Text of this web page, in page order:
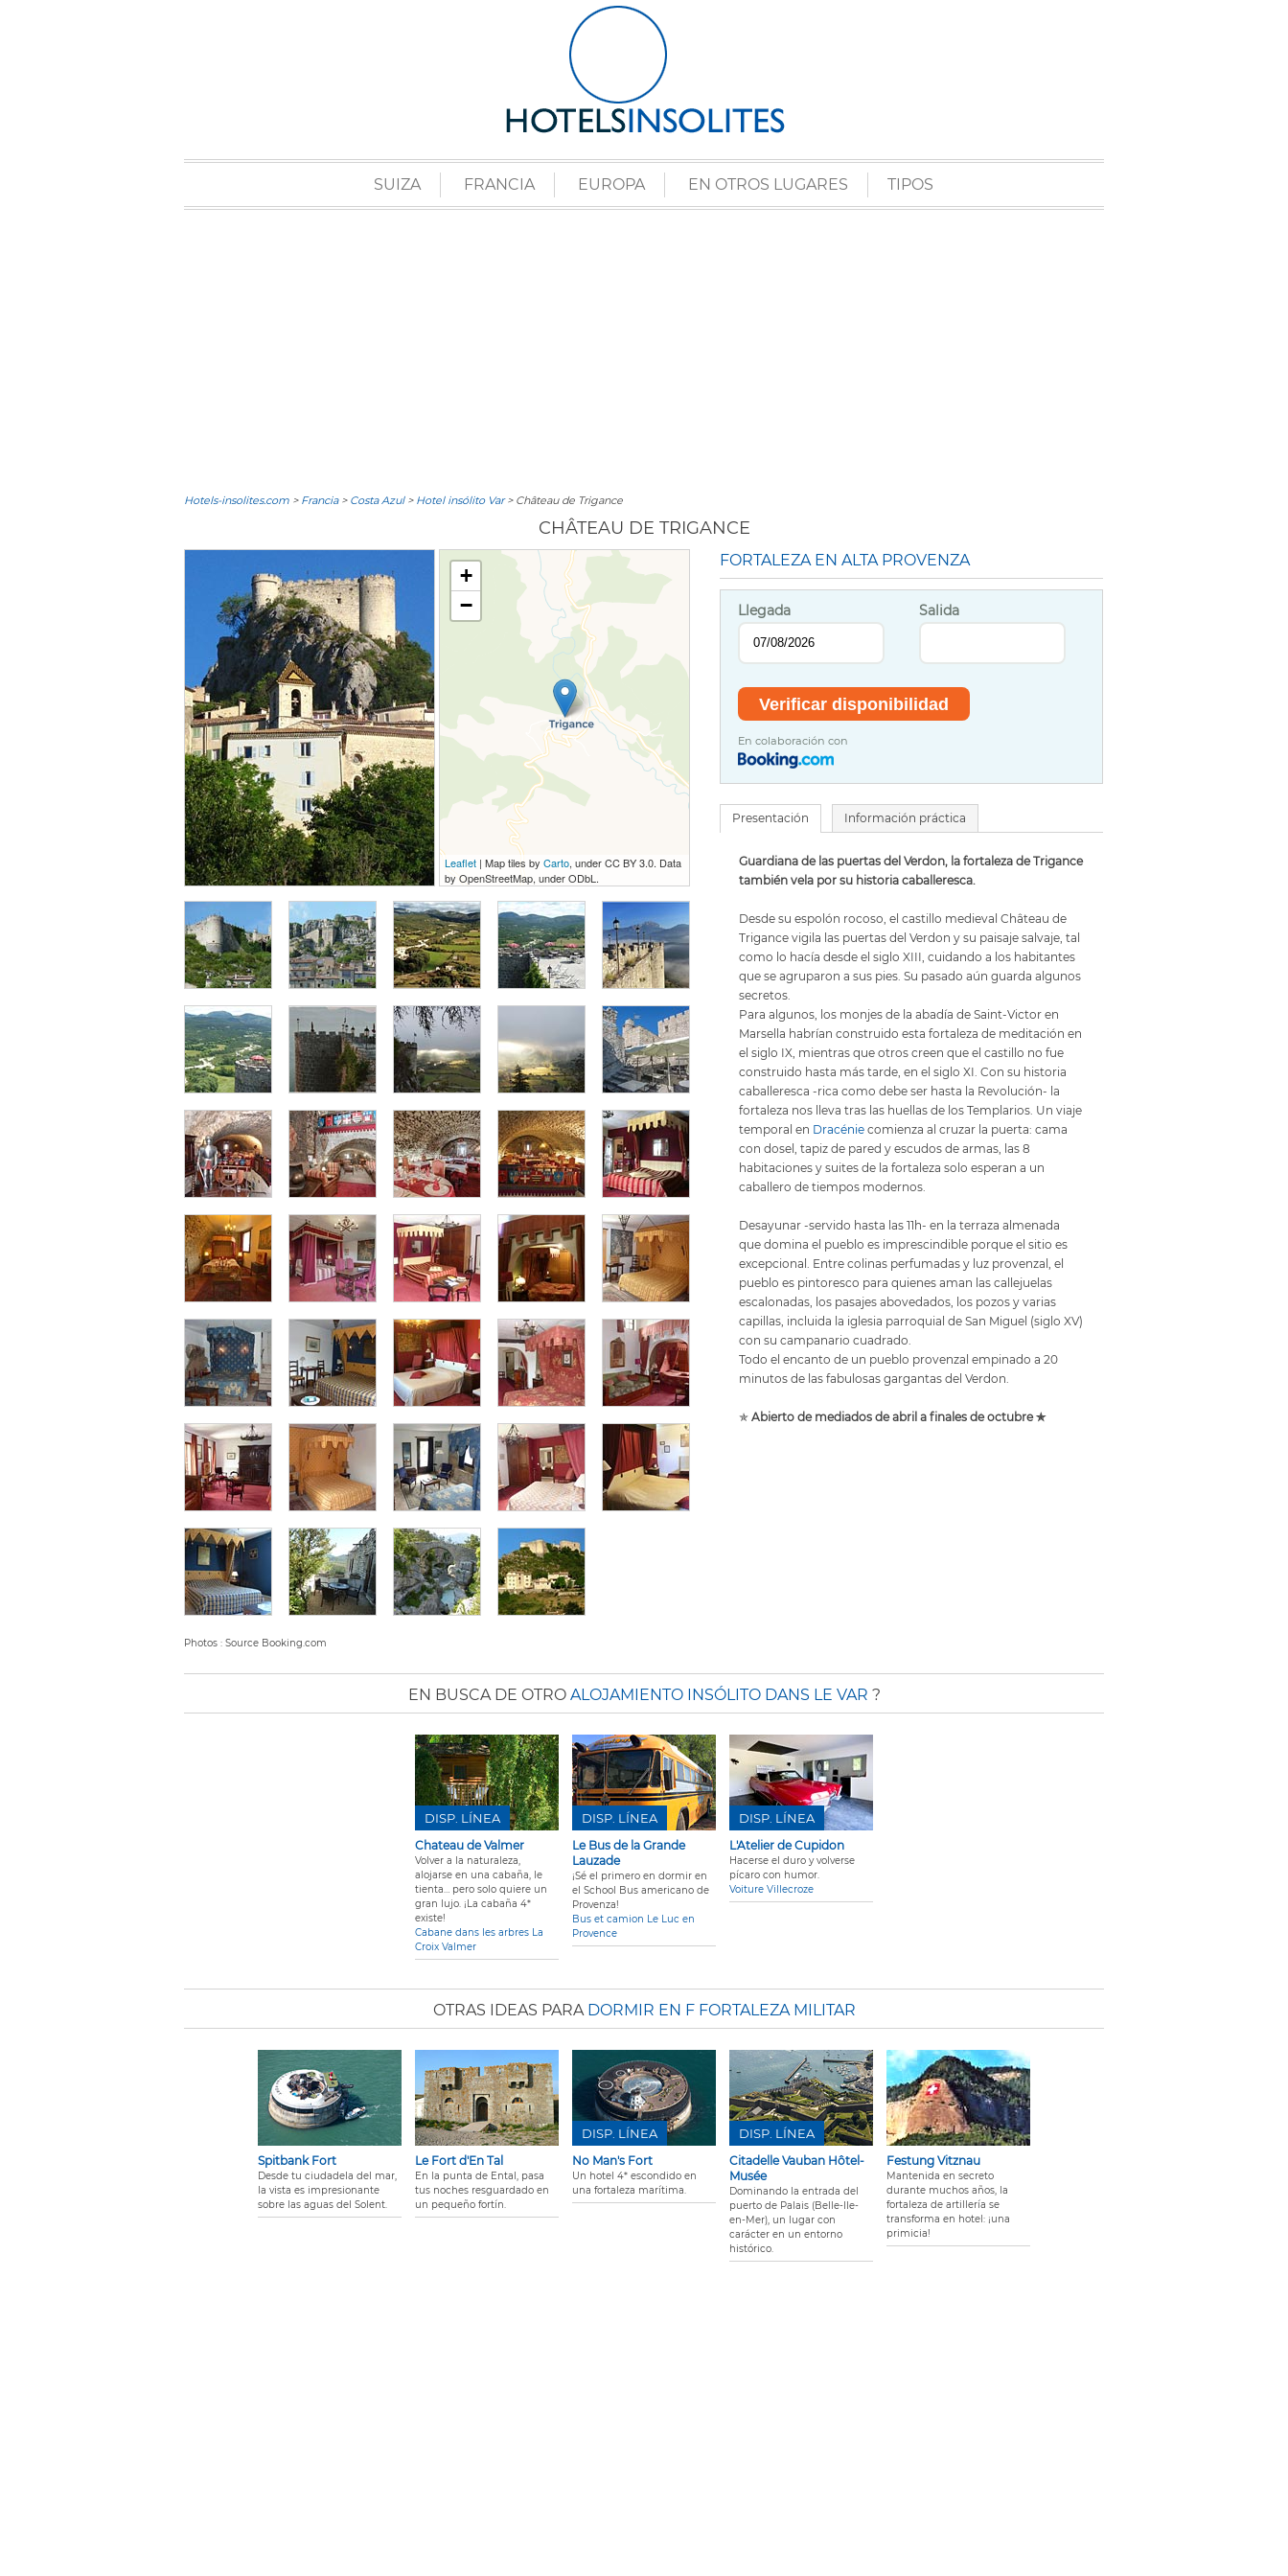
SUIZA FRANCIA EUROPA EN OTROS LUGARES TIPOS
Hotels-insolites.com > Francia> Costa Azul> Hotel insólito Var> Château de Trigance
CHÂTEAU DE TRIGANCE
+
−
Leaflet | Map tiles by Carto, under CC BY 3.0. Data
by OpenStreetMap, under ODbL.
Photos : Source Booking.com
FORTALEZA EN ALTA PROVENZA
Llegada Salida
En colaboración con
Presentación Información práctica
Guardiana de las puertas del Verdon, la fortaleza de Trigance
también vela por su historia caballeresca.
Desde su espolón rocoso, el castillo medieval Château de
Trigance vigila las puertas del Verdon y su paisaje salvaje, tal
como lo hacía desde el siglo XIII, cuidando a los habitantes
que se agruparon a sus pies. Su pasado aún guarda algunos
secretos.
Para algunos, los monjes de la abadía de Saint-Victor en
Marsella habrían construido esta fortaleza de meditación en
el siglo IX, mientras que otros creen que el castillo no fue
construido hasta más tarde, en el siglo XI. Con su historia
caballeresca -rica como debe ser hasta la Revolución- la
fortaleza nos lleva tras las huellas de los Templarios. Un viaje
temporal en Dracénie comienza al cruzar la puerta: cama
con dosel, tapiz de pared y escudos de armas, las 8
habitaciones y suites de la fortaleza solo esperan a un
caballero de tiempos modernos.
Desayunar -servido hasta las 11h- en la terraza almenada
que domina el pueblo es imprescindible porque el sitio es
excepcional. Entre colinas perfumadas y luz provenzal, el
pueblo es pintoresco para quienes aman las callejuelas
escalonadas, los pasajes abovedados, los pozos y varias
capillas, incluida la iglesia parroquial de San Miguel (siglo XV)
con su campanario cuadrado.
Todo el encanto de un pueblo provenzal empinado a 20
minutos de las fabulosas gargantas del Verdon.
✯ Abierto de mediados de abril a finales de octubre ✯
EN BUSCA DE OTRO ALOJAMIENTO INSÓLITO DANS LE VAR ?
Chateau de Valmer
Volver a la naturaleza,
alojarse en una cabaña, le
tienta… pero solo quiere un
gran lujo. ¡La cabaña 4*
existe!
Cabane dans les arbres La
Croix Valmer
DISP. LÍNEA
Le Bus de la Grande
Lauzade
¡Sé el primero en dormir en
el School Bus americano de
Provenza!
Bus et camion Le Luc en
Provence
DISP. LÍNEA
L'Atelier de Cupidon
Hacerse el duro y volverse
pícaro con humor.
Voiture Villecroze
DISP. LÍNEA
OTRAS IDEAS PARA DORMIR EN F FORTALEZA MILITAR
Spitbank Fort
Desde tu ciudadela del mar,
la vista es impresionante
sobre las aguas del Solent.
Le Fort d'En Tal
En la punta de Ental, pasa
tus noches resguardado en
un pequeño fortín.
No Man's Fort
Un hotel 4* escondido en
una fortaleza marítima.
DISP. LÍNEA
Citadelle Vauban Hôtel-
Musée
Dominando la entrada del
puerto de Palais (Belle-Ile-
en-Mer), un lugar con
carácter en un entorno
histórico.
DISP. LÍNEA
Festung Vitznau
Mantenida en secreto
durante muchos años, la
fortaleza de artillería se
transforma en hotel: ¡una
primicia!